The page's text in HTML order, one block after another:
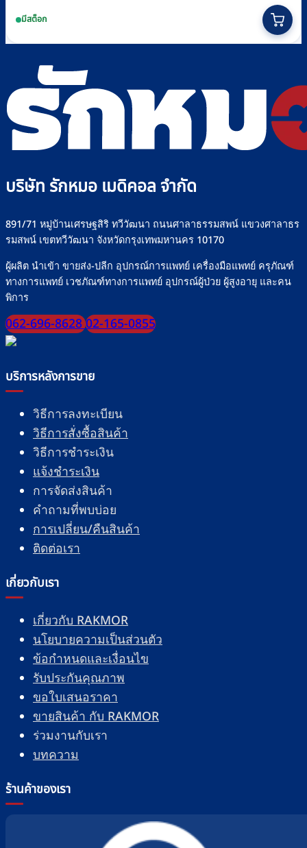
was:
฿99.
is:
฿89.
มีสต็อก
This
product
has
multiple
variants.
The
options
may
chosen
on
product
page
บริษัท รักหมอ เมดิคอล จำกัด
891/71 หมู่บ้านเศรษฐสิริ ทวีวัฒนา ถนนศาลาธรรมสพน์ แขวงศาลาธร
รมสพน์ เขตทวีวัฒนา จังหวัดกรุงเทพมหานคร 10170
ผู้ผลิต นำเข้า ขายส่ง-ปลีก อุปกรณ์การแพทย์ เครื่องมือแพทย์ ครุภัณฑ์
ทางการแพทย์ เวชภัณฑ์ทางการแพทย์ อุปกรณ์ผู้ป่วย ผู้สูงอายุ และคน
พิการ
062-696-862802-165-0855
บริการหลังการขาย
วิธีการลงทะเบียน
วิธีการสั่งซื้อสินค้า
วิธีการชำระเงิน
แจ้งชำระเงิน
การจัดส่งสินค้า
คำถามที่พบบ่อย
การเปลี่ยน/คืนสินค้า
ติดต่อเรา
เกี่ยวกับเรา
เกี่ยวกับ RAKMOR
นโยบายความเป็นส่วนตัว
ข้อกำหนดและเงื่อนไข
รับประกันคุณภาพ
ขอใบเสนอราคา
ขายสินค้า กับ RAKMOR
ร่วมงานกับเรา
บทความ
ร้านค้าของเรา